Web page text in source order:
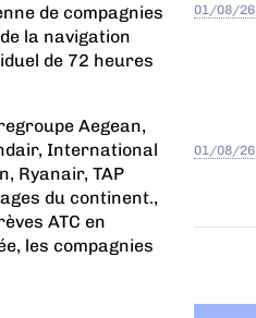
de compagnies
la navigation
de 72 heures
Aegean,
International
Ryanair, TAP
du continent.,
ATC en
les compagnies
01/08/26
01/08/26